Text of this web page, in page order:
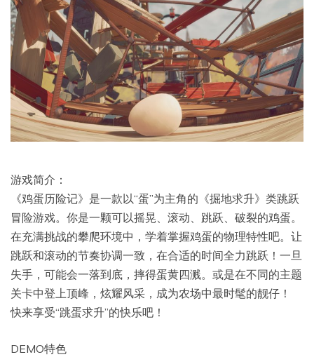
游戏简介：
《鸡蛋历险记》是一款以“蛋”为主角的《掘地求升》类跳跃
冒险游戏。你是一颗可以摇晃、滚动、跳跃、破裂的鸡蛋。
在充满挑战的攀爬环境中，学着掌握鸡蛋的物理特性吧。让
跳跃和滚动的节奏协调一致，在合适的时间全力跳跃！一旦
失手，可能会一落到底，摔得蛋黄四溅。或是在不同的主题
关卡中登上顶峰，炫耀风采，成为农场中最时髦的靓仔！
快来享受“跳蛋求升”的快乐吧！
DEMO特色